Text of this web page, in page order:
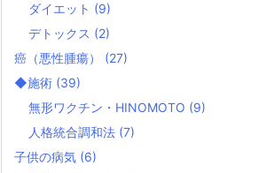
ダイエット (9)
デトックス (2)
癌（悪性腫瘍） (27)
◆施術 (39)
無形ワクチン・HINOMOTO (9)
人格統合調和法 (7)
子供の病気 (6)